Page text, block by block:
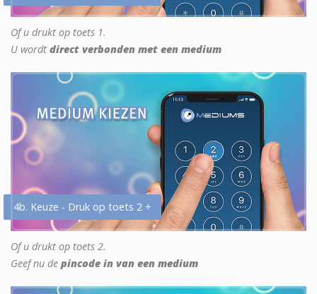
Of u drukt op toets 1.
U wordt direct verbonden met een medium
4b. Keuze - Druk op toets 2 +
Of u drukt op toets 2.
Geef nu de pincode in van een medium